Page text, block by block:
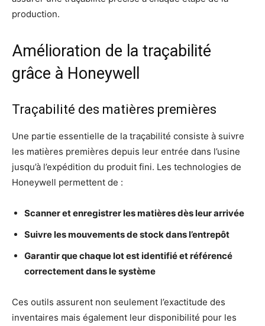
production.
Amélioration de la traçabilité
grâce à Honeywell
Traçabilité des matières premières
Une partie essentielle de la traçabilité consiste à suivre
les matières premières depuis leur entrée dans l’usine
jusqu’à l’expédition du produit fini. Les technologies de
Honeywell permettent de :
Scanner et enregistrer les matières dès leur arrivée
Suivre les mouvements de stock dans l’entrepôt
Garantir que chaque lot est identifié et référencé
correctement dans le système
Ces outils assurent non seulement l’exactitude des
inventaires mais également leur disponibilité pour les